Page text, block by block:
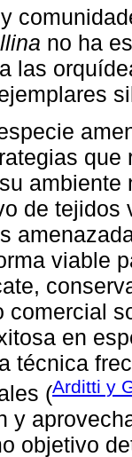
no ha
las
de tejidos
viable
comercial
en
técnica
(Arditti y
y
objetivo